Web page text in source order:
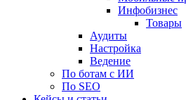
Инфобизнес
Товары
Аудиты
Настройка
Ведение
По ботам с ИИ
По SEO